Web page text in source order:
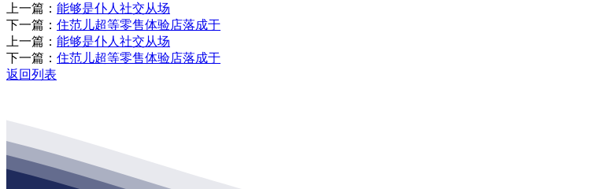
上一篇： 能够是仆人社交从场
下一篇： 住范儿超等零售体验店落成于
上一篇： 能够是仆人社交从场
下一篇： 住范儿超等零售体验店落成于
返回列表